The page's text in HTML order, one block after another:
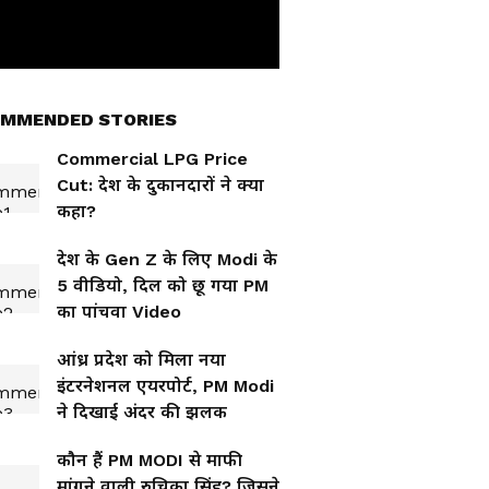
STORIES
Commercial LPG Price
Cut: देश के दुकानदारों ने क्या
कहा?
देश के Gen Z के लिए Modi के
5 वीडियो, दिल को छू गया PM
का पांचवा Video
आंध्र प्रदेश को मिला नया
इंटरनेशनल एयरपोर्ट, PM Modi
ने दिखाई अंदर की झलक
कौन हैं PM MODI से माफी